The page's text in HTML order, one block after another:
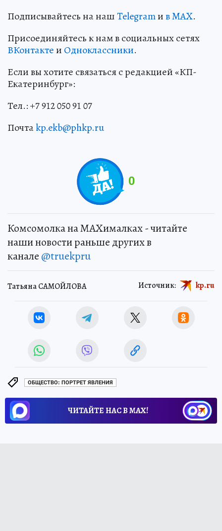
Подписывайтесь на нашTelegramив MAX.
Присоединяйтесь к нам в социальных сетях
ВКонтактеи Одноклассники.
Если вы хотите связаться с редакцией «КП-
Екатеринбург»:
Тел.: +7 912 050 91 07
Почтаkp.ekb@phkp.ru
0
Комсомолка на MAXималках - читайте
наши новости раньше других в
канале @truekpru
Татьяна САМОЙЛОВА Источник: kp.ru
ОБЩЕСТВО: ПОРТРЕТ ЯВЛЕНИЯ
ЧИТАЙТЕ НАС В МАХ!